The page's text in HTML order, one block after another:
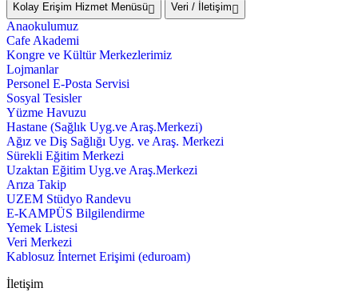
Kolay Erişim Hizmet Menüsü
Veri / İletişim
Anaokulumuz
Cafe Akademi
Kongre ve Kültür Merkezlerimiz
Lojmanlar
Personel E-Posta Servisi
Sosyal Tesisler
Yüzme Havuzu
Hastane (Sağlık Uyg.ve Araş.Merkezi)
Ağız ve Diş Sağlığı Uyg. ve Araş. Merkezi
Sürekli Eğitim Merkezi
Uzaktan Eğitim Uyg.ve Araş.Merkezi
Arıza Takip
UZEM Stüdyo Randevu
E-KAMPÜS Bilgilendirme
Yemek Listesi
Veri Merkezi
Kablosuz İnternet Erişimi (eduroam)
İletişim